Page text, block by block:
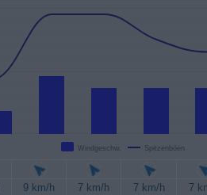
Windgeschw. Spitzenböen
9 km/h 7 km/h 7 km/h
7